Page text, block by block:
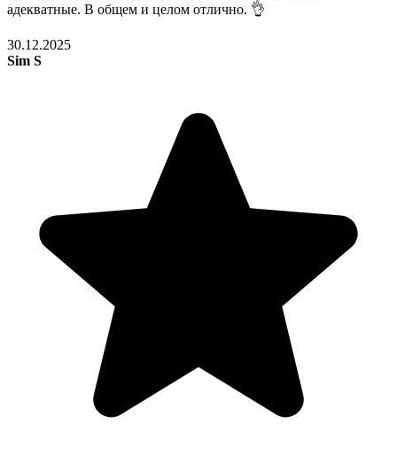
адекватные. В общем и целом отлично. 👌
30.12.2025
Sim S